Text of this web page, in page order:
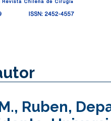
Ruben,